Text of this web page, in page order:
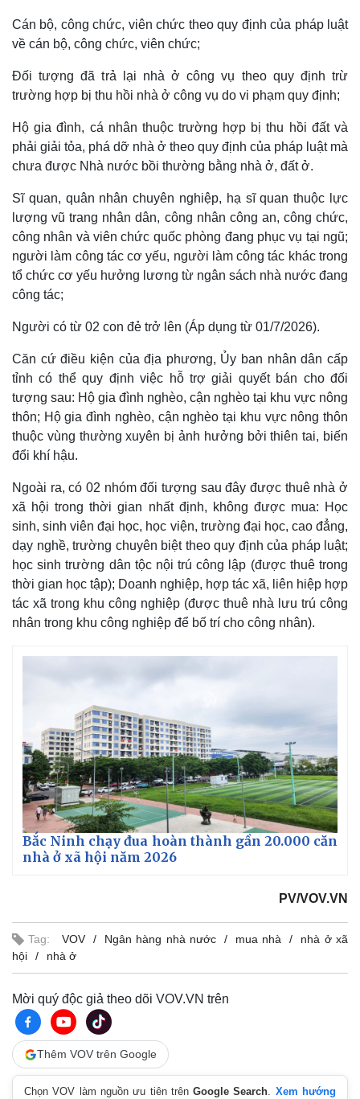
Kinh tế
Thị trường
Giá vàng
Chứng khoán
Giá cà phê
Cán bộ, công chức, viên chức theo quy định của pháp luật
về cán bộ, công chức, viên chức;
Đối tượng đã trả lại nhà ở công vụ theo quy định trừ
trường hợp bị thu hồi nhà ở công vụ do vi phạm quy định;
Hộ gia đình, cá nhân thuộc trường hợp bị thu hồi đất và
phải giải tỏa, phá dỡ nhà ở theo quy định của pháp luật mà
chưa được Nhà nước bồi thường bằng nhà ở, đất ở.
Sĩ quan, quân nhân chuyên nghiệp, hạ sĩ quan thuộc lực
lượng vũ trang nhân dân, công nhân công an, công chức,
công nhân và viên chức quốc phòng đang phục vụ tại ngũ;
người làm công tác cơ yếu, người làm công tác khác trong
tổ chức cơ yếu hưởng lương từ ngân sách nhà nước đang
công tác;
Người có từ 02 con đẻ trở lên (Áp dụng từ 01/7/2026).
Căn cứ điều kiện của địa phương, Ủy ban nhân dân cấp
tỉnh có thể quy định việc hỗ trợ giải quyết bán cho đối
tượng sau: Hộ gia đình nghèo, cận nghèo tại khu vực nông
thôn; Hộ gia đình nghèo, cận nghèo tại khu vực nông thôn
thuộc vùng thường xuyên bị ảnh hưởng bởi thiên tai, biến
đổi khí hậu.
Ngoài ra, có 02 nhóm đối tượng sau đây được thuê nhà ở
xã hội trong thời gian nhất định, không được mua: Học
sinh, sinh viên đại học, học viện, trường đại học, cao đẳng,
dạy nghề, trường chuyên biệt theo quy định của pháp luật;
học sinh trường dân tộc nội trú công lập (được thuê trong
thời gian học tập); Doanh nghiệp, hợp tác xã, liên hiệp hợp
tác xã trong khu công nghiệp (được thuê nhà lưu trú công
nhân trong khu công nghiệp để bố trí cho công nhân).
Bắc Ninh chạy đua hoàn thành gần 20.000 căn
nhà ở xã hội năm 2026
PV/VOV.VN
Tag: VOV Ngân hàng nhà nước mua nhà
nhà ở xã
hội
nhà ở
Mời quý độc giả theo dõi VOV.VN trên
Thêm VOV trên Google
Chọn VOV làm nguồn ưu tiên trênGoogle Search. Xem hướng